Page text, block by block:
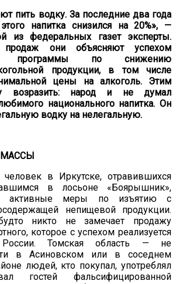
пить водку. За последние два года
напитка снизился на 20%», —
из федеральных газет эксперты.
они объясняют успехом
программы по снижению
продукции, в том числе
цены на алкоголь. Этим
возразить: народ и не думал
национального напитка. Он
водку на нелегальную.
в Иркутске, отравившихся
в лосьоне «Боярышник»,
активные меры по изъятию с
непищевой продукции.
никто не замечает продажу
которое с успехом реализуется
России. Томская область — не
в Асиновском или в соседнем
людей, кто покупал, употреблял
гостей фальсифицированной